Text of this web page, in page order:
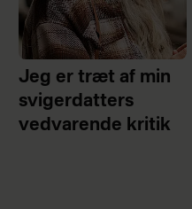
Jeg er træt af min
svigerdatters
vedvarende kritik